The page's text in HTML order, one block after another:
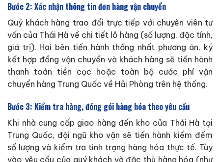
Bước 2: Xác nhận thông tin đơn hàng vận chuyển
Quý khách hàng trao đổi trực tiếp với chuyên viên tư
vấn của Thái Hà về chi tiết lô hàng (số lượng, đặc tính,
giá trị). Hai bên tiến hành thống nhất phương án, ký
kết hợp đồng vận chuyển và khách hàng sẽ tiến hành
thanh toán tiền cọc hoặc toàn bộ cước phí vận
chuyển hàng Trung Quốc về Hải Phòng trên hệ thống.
Bước 3: Kiểm tra hàng, đóng gói hàng hóa theo yêu cầu
Khi nhà cung cấp giao hàng đến kho của Thái Hà tại
Trung Quốc, đội ngũ kho vận sẽ tiến hành kiểm đếm
số lượng và kiểm tra tình trạng hàng hóa thực tế. Tùy
vào yêu cầu của quý khách và đặc thù hàng hóa (như